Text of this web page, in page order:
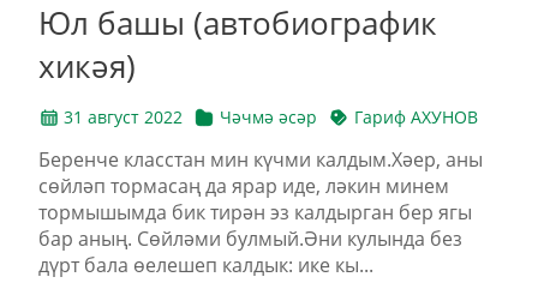
Юл башы (автобиографик
хикәя)
31 август 2022 Чәчмә әсәр Гариф АХУНОВ
Беренче класстан мин күчми калдым.Хәер, аны
сөйләп тормасаң да ярар иде, ләкин минем
тормышымда бик тирән эз калдырган бер ягы
бар аның. Сөйләми булмый.Әни кулында без
дүрт бала өелешеп калдык: ике кы...